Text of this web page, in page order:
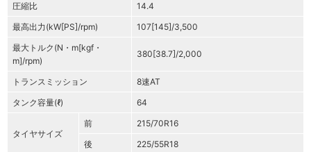
圧縮比
14.4
最高出力(kW[PS]/rpm)
107[145]/3,500
最大トルク(N・m[kgf・
m]/rpm)
380[38.7]/2,000
トランスミッション
8速AT
タンク容量(ℓ)
64
タイヤサイズ
前
215/70R16
後
225/55R18